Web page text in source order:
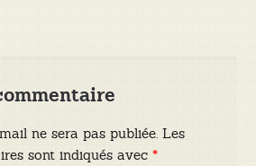
ne sera pas publiée. Les
sont indiqués avec*